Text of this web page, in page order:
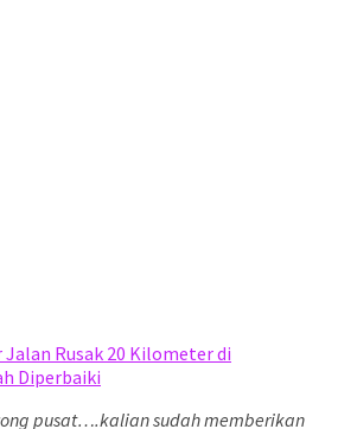
Jalan Rusak 20 Kilometer di
Diperbaiki
pusat….kalian sudah memberikan